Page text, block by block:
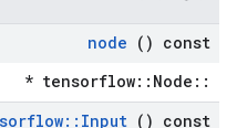
node () const
::tensorflow::Node *
:: Input () const